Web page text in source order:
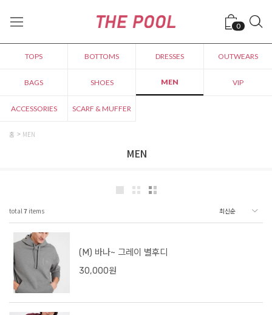
0
TOPS BOTTOMS DRESSES OUTWEARS
BAGS SHOES MEN VIP
ACCESSORIES SCARF & MUFFER
홈 MEN
MEN
total7 items
(M) 바나~ 그레이 별후디
30,000원